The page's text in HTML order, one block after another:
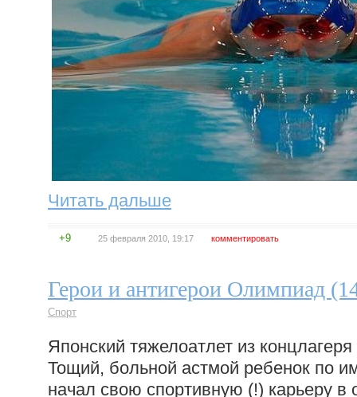
Читать дальше
+9 25 февраля 2010, 19:17 комментировать
Герои и антигерои Олимпиад
Спорт
Японский тяжелоатлет из концлагеря
Тощий, больной астмой ребенок по
начал свою спортивную (!) карьеру в